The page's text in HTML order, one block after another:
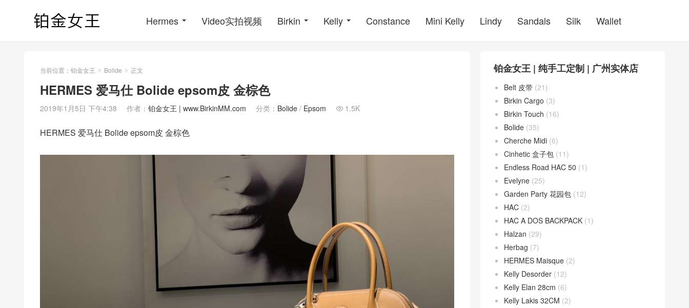
Hermes Video实拍视频 Birkin Kelly Constance Mini Kelly Lindy Sandals Silk Wallet
当前位置： 铂金女王 > Bolide > 正文
HERMES 爱马仕 Bolide epsom皮 金棕色
2019年1月5日 下午4:38 作者： 铂金女王 | www.BirkinMM.com 分类： Bolide / Epsom  1.5K
HERMES 爱马仕 Bolide epsom皮 金棕色
铂金女王 | 纯手工定制 | 广州实体店
Belt 皮带 (21)
Birkin Cargo (3)
Birkin Touch (16)
Bolide (35)
Cherche Midi (6)
Cinhetic 盒子包 (11)
Endless Road HAC 50 (1)
Evelyne (25)
Garden Party 花园包 (12)
HAC (2)
HAC A DOS BACKPACK (1)
Halzan (29)
Herbag (7)
HERMES Maisque (2)
Kelly Desorder (12)
Kelly Elan 28cm (6)
Kelly Lakis 32CM (2)